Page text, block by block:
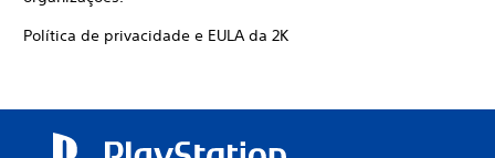
Política de privacidade e EULA da 2K